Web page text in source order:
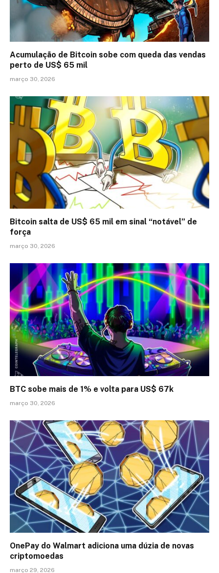
Acumulação de Bitcoin sobe com queda das vendas
perto de US$ 65 mil
março 30, 2026
Bitcoin salta de US$ 65 mil em sinal “notável” de
força
março 30, 2026
BTC sobe mais de 1% e volta para US$ 67k
março 30, 2026
OnePay do Walmart adiciona uma dúzia de novas
criptomoedas
março 29, 2026